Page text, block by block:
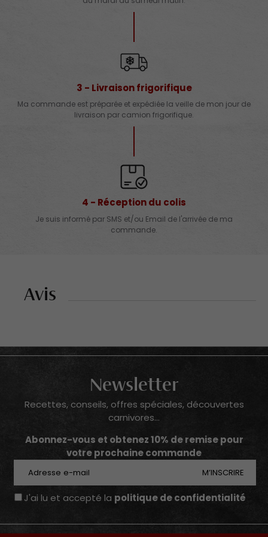
3 - Livraison frigorifique
Ma commande est préparée et expédiée la veille de mon jour de
livraison par camion frigorifique.
4 - Réception du colis
Je suis informé par SMS et/ou Email de l'arrivée de ma
commande.
Avis
Newsletter
Recettes, conseils, offres spéciales, découvertes
carnivores...
Abonnez-vous et obtenez 10% de remise pour
votre prochaine commande
M’INSCRIRE
J'ai lu et accepté la politique de confidentialité